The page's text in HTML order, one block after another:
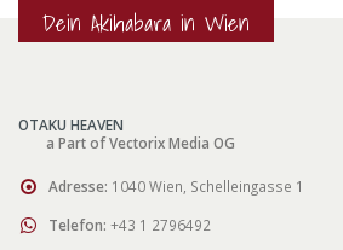
Dein Akihabara in Wien
OTAKU HEAVEN
a Part of Vectorix Media OG
Adresse: 1040 Wien, Schelleingasse 1
Telefon: +43 1 2796492